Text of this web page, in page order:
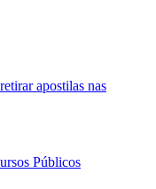
apostilas nas
Públicos